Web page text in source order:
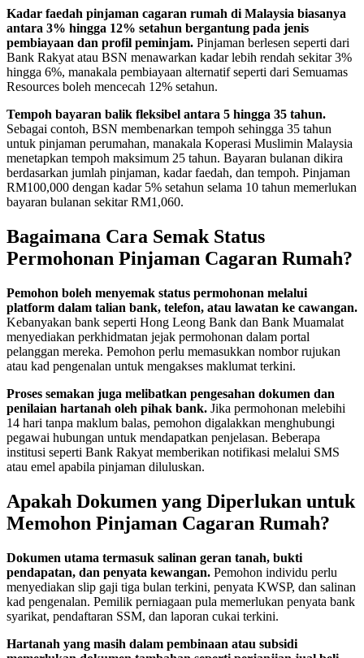
Kadar faedah pinjaman cagaran rumah di Malaysia biasanya
antara 3% hingga 12% setahun bergantung pada jenis
pembiayaan dan profil peminjam. Pinjaman berlesen seperti dari
Bank Rakyat atau BSN menawarkan kadar lebih rendah sekitar 3%
hingga 6%, manakala pembiayaan alternatif seperti dari Semuamas
Resources boleh mencecah 12% setahun.
Tempoh bayaran balik fleksibel antara 5 hingga 35 tahun.
Sebagai contoh, BSN membenarkan tempoh sehingga 35 tahun
untuk pinjaman perumahan, manakala Koperasi Muslimin Malaysia
menetapkan tempoh maksimum 25 tahun. Bayaran bulanan dikira
berdasarkan jumlah pinjaman, kadar faedah, dan tempoh. Pinjaman
RM100,000 dengan kadar 5% setahun selama 10 tahun memerlukan
bayaran bulanan sekitar RM1,060.
Bagaimana Cara Semak Status
Permohonan Pinjaman Cagaran Rumah?
Pemohon boleh menyemak status permohonan melalui
platform dalam talian bank, telefon, atau lawatan ke cawangan.
Kebanyakan bank seperti Hong Leong Bank dan Bank Muamalat
menyediakan perkhidmatan jejak permohonan dalam portal
pelanggan mereka. Pemohon perlu memasukkan nombor rujukan
atau kad pengenalan untuk mengakses maklumat terkini.
Proses semakan juga melibatkan pengesahan dokumen dan
penilaian hartanah oleh pihak bank. Jika permohonan melebihi
14 hari tanpa maklum balas, pemohon digalakkan menghubungi
pegawai hubungan untuk mendapatkan penjelasan. Beberapa
institusi seperti Bank Rakyat memberikan notifikasi melalui SMS
atau emel apabila pinjaman diluluskan.
Apakah Dokumen yang Diperlukan untuk
Memohon Pinjaman Cagaran Rumah?
Dokumen utama termasuk salinan geran tanah, bukti
pendapatan, dan penyata kewangan. Pemohon individu perlu
menyediakan slip gaji tiga bulan terkini, penyata KWSP, dan salinan
kad pengenalan. Pemilik perniagaan pula memerlukan penyata bank
syarikat, pendaftaran SSM, dan laporan cukai terkini.
Hartanah yang masih dalam pembinaan atau subsidi